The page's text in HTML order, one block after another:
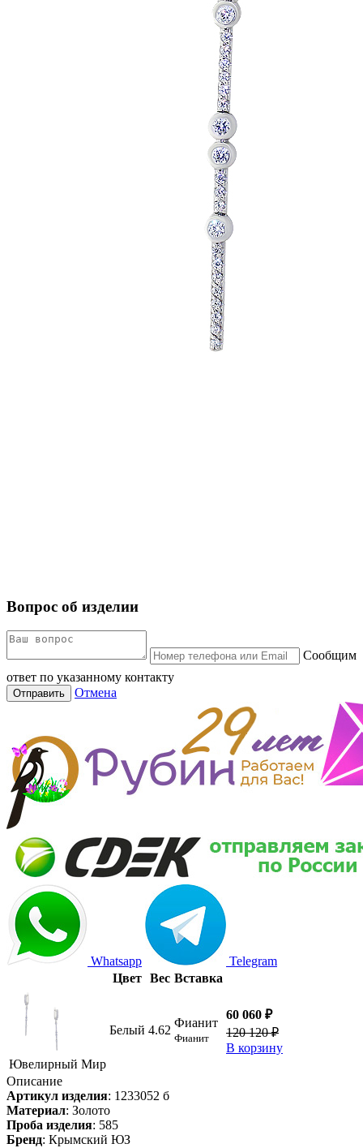
Вопрос об изделии
Сообщим
ответ по указанному контакту
Отправить Отмена
Whatsapp
Telegram
Цвет Вес Вставка
Ювелирный Мир
Белый 4.62
Фианит
Фианит
60 060 ₽
120 120 ₽
В корзину
Описание
Артикул изделия: 1233052 б
Материал: Золото
Проба изделия: 585
Бренд: Крымский ЮЗ